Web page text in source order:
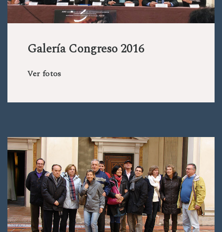
Galería Congreso 2016
Ver fotos